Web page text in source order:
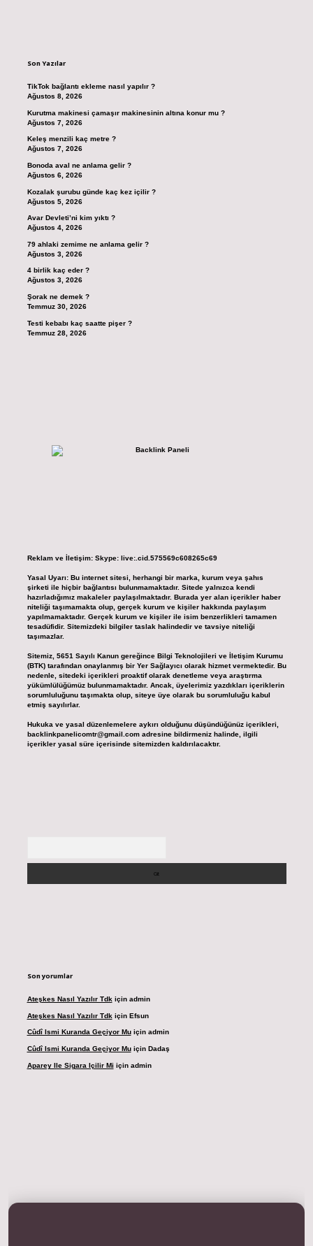
Son Yazılar
TikTok bağlantı ekleme nasıl yapılır ?
Ağustos 8, 2026
Kurutma makinesi çamaşır makinesinin altına konur mu ?
Ağustos 7, 2026
Keleş menzili kaç metre ?
Ağustos 7, 2026
Bonoda aval ne anlama gelir ?
Ağustos 6, 2026
Kozalak şurubu günde kaç kez içilir ?
Ağustos 5, 2026
Avar Devleti’ni kim yıktı ?
Ağustos 4, 2026
79 ahlaki zemime ne anlama gelir ?
Ağustos 3, 2026
4 birlik kaç eder ?
Ağustos 3, 2026
Şorak ne demek ?
Temmuz 30, 2026
Testi kebabı kaç saatte pişer ?
Temmuz 28, 2026
Reklam ve İletişim: Skype: live:.cid.575569c608265c69
Yasal Uyarı: Bu internet sitesi, herhangi bir marka, kurum veya şahıs
şirketi ile hiçbir bağlantısı bulunmamaktadır. Sitede yalnızca kendi
hazırladığımız makaleler paylaşılmaktadır. Burada yer alan içerikler haber
niteliği taşımamakta olup, gerçek kurum ve kişiler hakkında paylaşım
yapılmamaktadır. Gerçek kurum ve kişiler ile isim benzerlikleri tamamen
tesadüfidir. Sitemizdeki bilgiler taslak halindedir ve tavsiye niteliği
taşımazlar.
Sitemiz, 5651 Sayılı Kanun gereğince Bilgi Teknolojileri ve İletişim Kurumu
(BTK) tarafından onaylanmış bir Yer Sağlayıcı olarak hizmet vermektedir. Bu
nedenle, sitedeki içerikleri proaktif olarak denetleme veya araştırma
yükümlülüğümüz bulunmamaktadır. Ancak, üyelerimiz yazdıkları içeriklerin
sorumluluğunu taşımakta olup, siteye üye olarak bu sorumluluğu kabul
etmiş sayılırlar.
Hukuka ve yasal düzenlemelere aykırı olduğunu düşündüğünüz içerikleri,
backlinkpanelicomtr@gmail.comadresine bildirmeniz halinde, ilgili
içerikler yasal süre içerisinde sitemizden kaldırılacaktır.
Son yorumlar
Ateşkes Nasıl Yazılır Tdk için admin
Ateşkes Nasıl Yazılır Tdk için Efsun
Cûdî Ismi Kuranda Geçiyor Muiçin admin
Cûdî Ismi Kuranda Geçiyor Muiçin Dadaş
Aparey Ile Sigara Içilir Mi için admin